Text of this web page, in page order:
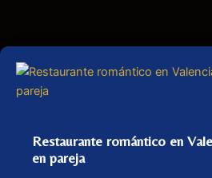
Restaurante romántico en
en pareja